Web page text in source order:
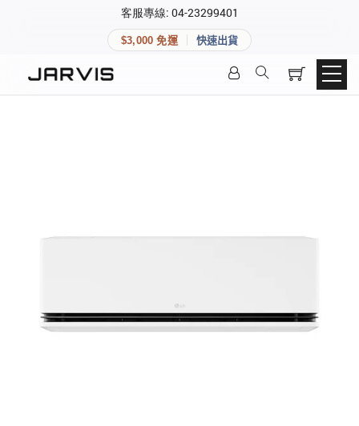
客服專線: 04-23299401
$3,000 免運 快速出貨
快速連結
登入後可查看訂單、會員資料與收藏清單。
登入會員
快速連結